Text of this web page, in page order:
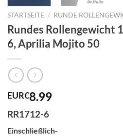
STARTSEITE / RUNDE
Rundes Rollengewicht
6, Aprilia Mojito 50
EUR€8.99
RR1712-6
Einschließlich-